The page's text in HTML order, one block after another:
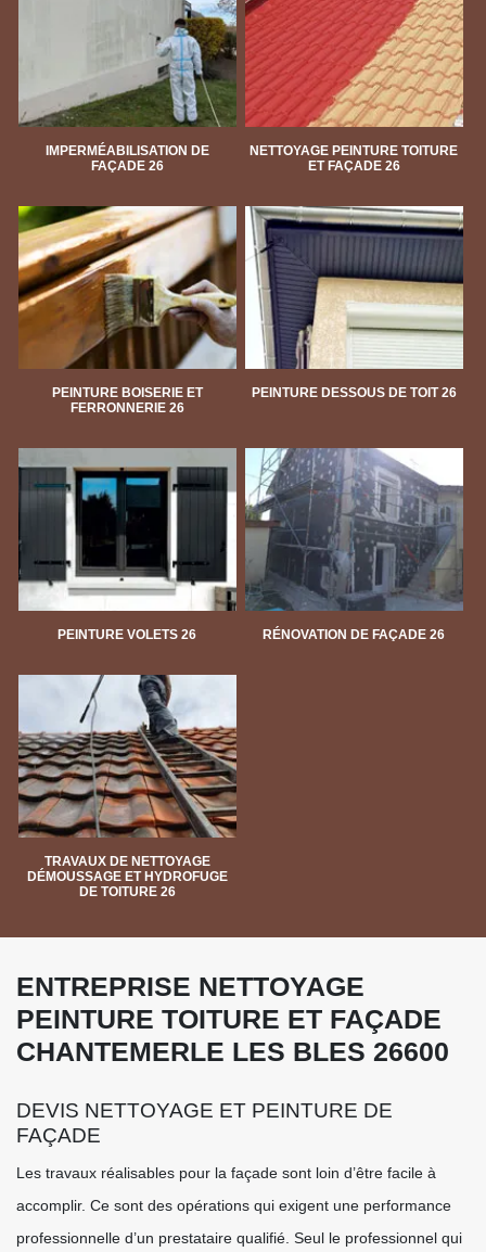
IMPERMÉABILISATION DE
FAÇADE 26
NETTOYAGE PEINTURE TOITURE
ET FAÇADE 26
PEINTURE BOISERIE ET
FERRONNERIE 26
PEINTURE DESSOUS DE TOIT 26
PEINTURE VOLETS 26 RÉNOVATION DE FAÇADE 26
TRAVAUX DE NETTOYAGE
DÉMOUSSAGE ET HYDROFUGE
DE TOITURE 26
ENTREPRISE NETTOYAGE
PEINTURE TOITURE ET FAÇADE
CHANTEMERLE LES BLES 26600
DEVIS NETTOYAGE ET PEINTURE DE
FAÇADE
Les travaux réalisables pour la façade sont loin d’être facile à
accomplir. Ce sont des opérations qui exigent une performance
professionnelle d’un prestataire qualifié. Seul le professionnel qui